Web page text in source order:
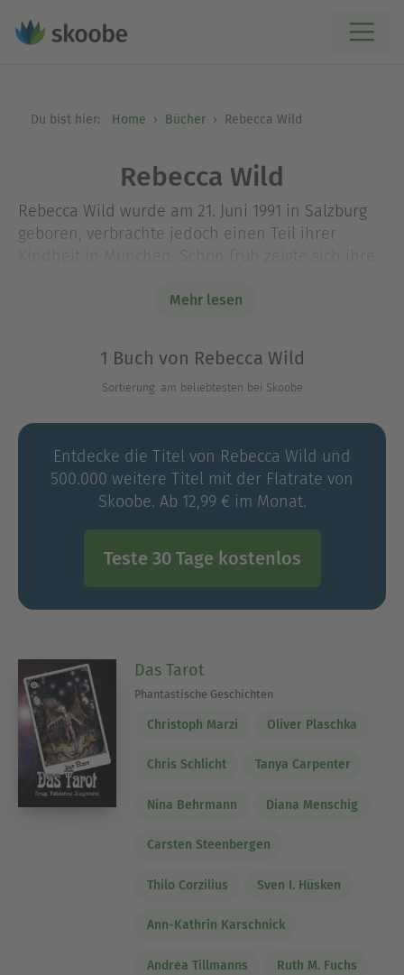
Du bist hier: Home Bücher Rebecca Wild
Rebecca Wild
Rebecca Wild wurde am 21. Juni 1991 in Salzburg
geboren, verbrachte jedoch einen Teil ihrer
dem Schreiben zugewandt und den Kern der
wieder in Salzburg, hat dort ihr Studium
MultiMediaArt abgeschlossen und widmet sich
dem Niederschreiben und Ausformulieren ihrer
Mehr lesen
1 Buch von Rebecca Wild
Sortierung: am beliebtesten bei Skoobe
Entdecke die Titel von Rebecca Wild und
500.000 weitere Titel mit der Flatrate von
Skoobe. Ab 12,99 € im Monat.
Teste 30 Tage kostenlos
Das Tarot
Phantastische Geschichten
Christoph Marzi Oliver Plaschka
Chris Schlicht Tanya Carpenter
Nina Behrmann Diana Menschig
Carsten Steenbergen
Thilo Corzilius Sven I. Hüsken
Ann-Kathrin Karschnick
Andrea Tillmanns Ruth M. Fuchs